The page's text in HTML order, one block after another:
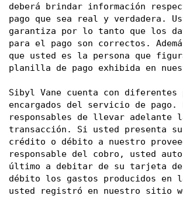
deberá brindar información
pago que sea real y verdadera.
garantiza por lo tanto que los
para el pago son correctos.
que usted es la persona que
planilla de pago exhibida en
Sibyl Vane cuenta con diferentes
encargados del servicio de
responsables de llevar adelante
transacción. Si usted presenta
crédito o débito a nuestro
responsable del cobro, usted
último a debitar de su tarjeta
débito los gastos producidos en
usted registró en nuestro sitio